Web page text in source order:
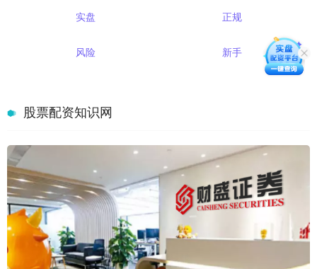
实盘 正规
风险 新手
股票配资知识网